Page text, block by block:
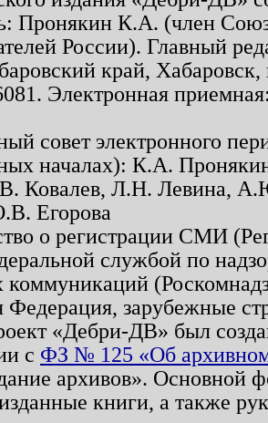
Пронякин К.А. (член
России). Главный
край,
Электронная
совет электронного
началах): К.А.
Ковалев, Л.Н. Левина,
Егорова
о регистрации СМИ
службой по
Федерация, зарубежные
«Дебри-ДВ» был
с ФЗ № 125 «Об
архивов». Основной
книги, а также